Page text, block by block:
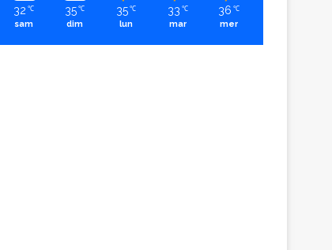
32 ℃
sam
35 ℃
dim
35 ℃
lun
33 ℃
mar
36 ℃
mer